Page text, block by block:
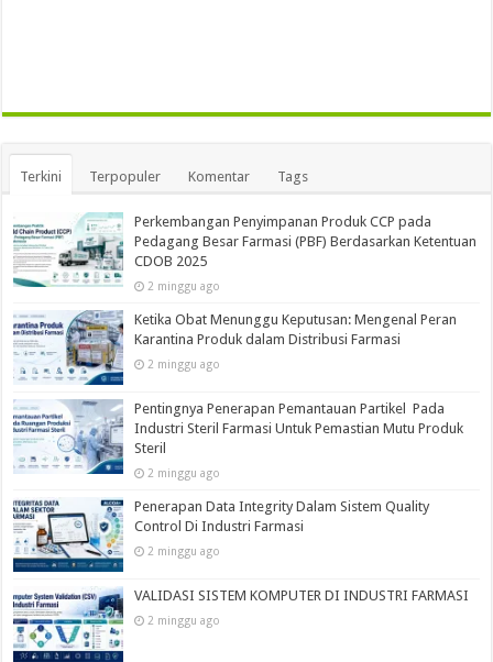
Terkini Terpopuler Komentar Tags
Perkembangan Penyimpanan Produk CCP pada
Pedagang Besar Farmasi (PBF) Berdasarkan Ketentuan
CDOB 2025
2 minggu ago
Ketika Obat Menunggu Keputusan: Mengenal Peran
Karantina Produk dalam Distribusi Farmasi
2 minggu ago
Pentingnya Penerapan Pemantauan Partikel Pada
Industri Steril Farmasi Untuk Pemastian Mutu Produk
Steril
2 minggu ago
Penerapan Data Integrity Dalam Sistem Quality
Control Di Industri Farmasi
2 minggu ago
VALIDASI SISTEM KOMPUTER DI INDUSTRI FARMASI
2 minggu ago